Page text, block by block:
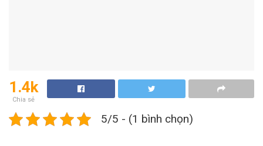
1.4k
Chia sẻ
5/5 - (1 bình chọn)